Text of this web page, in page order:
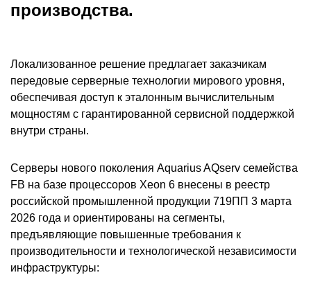
производства.
Локализованное решение предлагает заказчикам
передовые серверные технологии мирового уровня,
обеспечивая доступ к эталонным вычислительным
мощностям с гарантированной сервисной поддержкой
внутри страны.
Серверы нового поколения Aquarius AQserv семейства
FB на базе процессоров Xeon 6 внесены в реестр
российской промышленной продукции 719ПП 3 марта
2026 года и ориентированы на сегменты,
предъявляющие повышенные требования к
производительности и технологической независимости
инфраструктуры: